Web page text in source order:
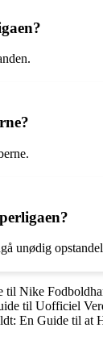
unødig
til Nike
til Uofficiel
En Guide til at